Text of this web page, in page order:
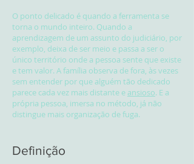
O ponto delicado é quando a ferramenta se
torna o mundo inteiro. Quando a
aprendizagem de um assunto do judiciário, por
exemplo, deixa de ser meio e passa a ser o
único território onde a pessoa sente que existe
e tem valor. A família observa de fora, às vezes
sem entender por que alguém tão dedicado
parece cada vez mais distante e ansioso. E a
própria pessoa, imersa no método, já não
distingue mais organização de fuga.
Definição